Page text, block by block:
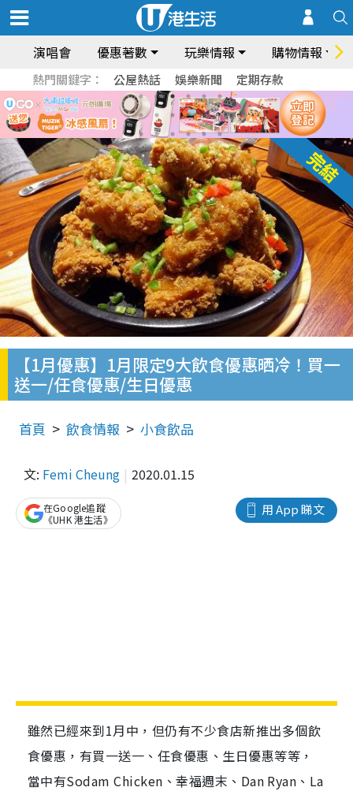
演唱會 優惠著數 玩樂情報 購物情報
熱門關鍵字： 公屋熱話 娛樂新聞 定期存款
【1月優惠】1月限定9大飲食優惠晒冷！買一
送一/任食優惠/生日優惠
首頁 飲食情報 小食飲品
文: Femi Cheung 2020.01.15
用 App 睇文
在Google追蹤
《UHK 港生活》
雖然已經來到1月中，但仍有不少食店新推出多個飲
食優惠，有買一送一、任食優惠、生日優惠等等，
當中有Sodam Chicken、幸福週末、Dan Ryan、La